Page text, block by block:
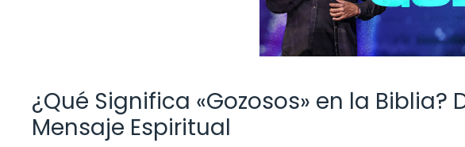
¿Qué Significa «Gozosos» en la
Mensaje Espiritual